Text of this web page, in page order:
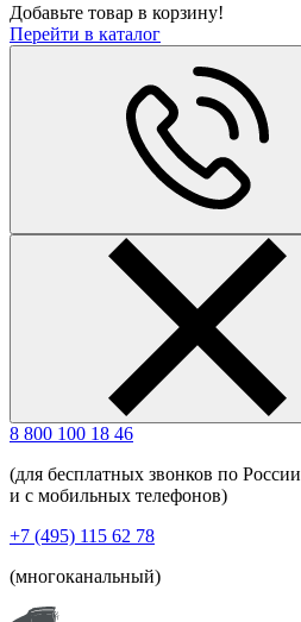
Добавьте товар в корзину!
Перейти в каталог
8 800 100 18 46
(для бесплатных звонков по России
и с мобильных телефонов)
+7 (495) 115 62 78
(многоканальный)